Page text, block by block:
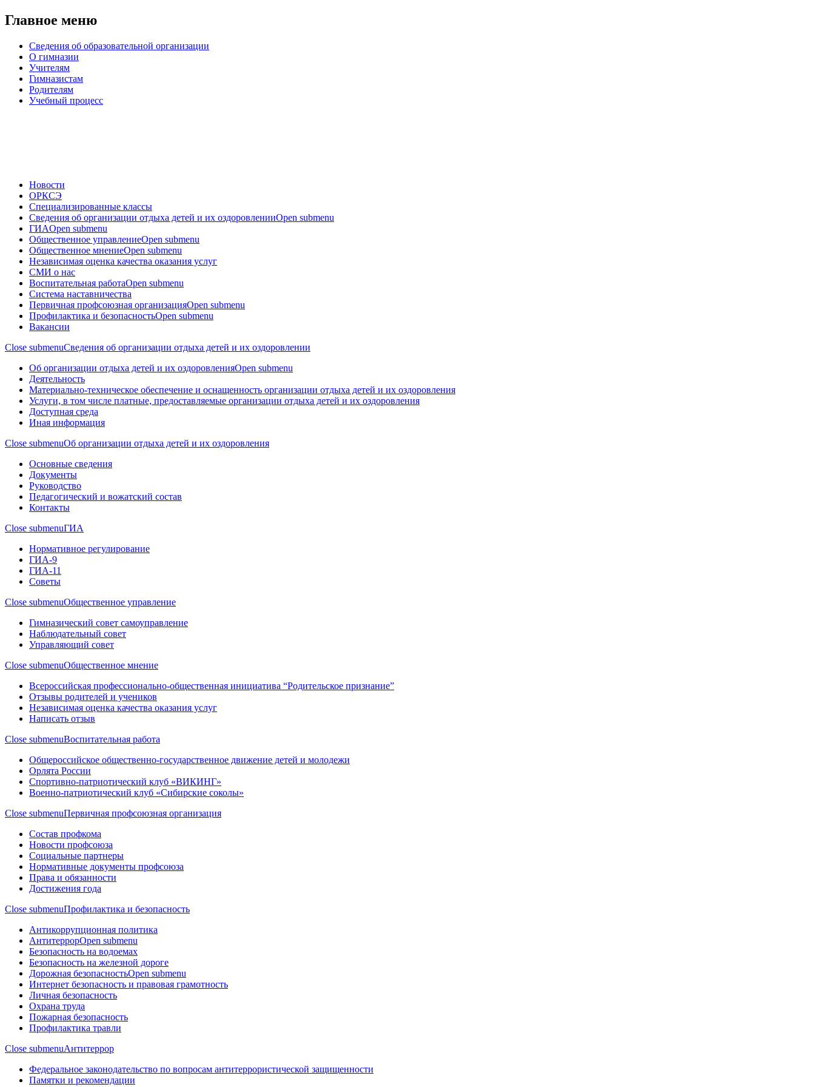
Главное меню
Сведения об образовательной организации
О гимназии
Учителям
Гимназистам
Родителям
Учебный процесс
Новости
ОРКСЭ
Специализированные классы
Сведения об организации отдыха детей и их оздоровленииOpen submenu
ГИАOpen submenu
Общественное управлениеOpen submenu
Общественное мнениеOpen submenu
Независимая оценка качества оказания услуг
СМИ о нас
Воспитательная работаOpen submenu
Система наставничества
Первичная профсоюзная организацияOpen submenu
Профилактика и безопасностьOpen submenu
Вакансии
Close submenuСведения об организации отдыха детей и их оздоровлении
Об организации отдыха детей и их оздоровленияOpen submenu
Деятельность
Материально-техническое обеспечение и оснащенность организации отдыха детей и их оздоровления
Услуги, в том числе платные, предоставляемые организации отдыха детей и их оздоровления
Доступная среда
Иная информация
Close submenuОб организации отдыха детей и их оздоровления
Основные сведения
Документы
Руководство
Педагогический и вожатский состав
Контакты
Close submenuГИА
Нормативное регулирование
ГИА-9
ГИА-11
Советы
Close submenuОбщественное управление
Гимназический совет самоуправление
Наблюдательный совет
Управляющий совет
Close submenuОбщественное мнение
Всероссийская профессионально-общественная инициатива “Родительское признание”
Отзывы родителей и учеников
Независимая оценка качества оказания услуг
Написать отзыв
Close submenuВоспитательная работа
Общероссийское общественно-государственное движение детей и молодежи
Орлята России
Спортивно-патриотический клуб «ВИКИНГ»
Военно-патриотический клуб «Сибирские соколы»
Close submenuПервичная профсоюзная организация
Состав профкома
Новости профсоюза
Социальные партнеры
Нормативные документы профсоюза
Права и обязанности
Достижения года
Close submenuПрофилактика и безопасность
Антикоррупционная политика
АнтитеррорOpen submenu
Безопасность на водоемах
Безопасность на железной дороге
Дорожная безопасностьOpen submenu
Интернет безопасность и правовая грамотность
Личная безопасность
Охрана труда
Пожарная безопасность
Профилактика травли
Close submenuАнтитеррор
Федеральное законодательство по вопросам антитеррористической защищенности
Памятки и рекомендации